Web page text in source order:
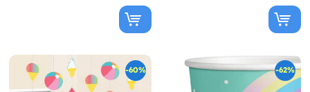
-60% -62%